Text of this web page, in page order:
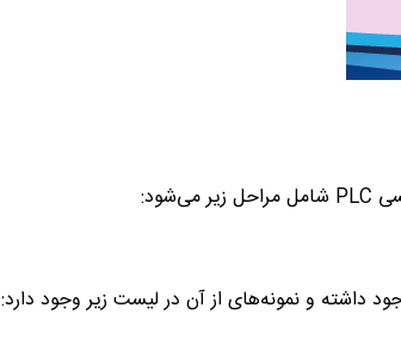
PLC شامل مراحل زیر می‌شود:
داشته و نمونه‌های از آن در لیست زیر وجود دارد: